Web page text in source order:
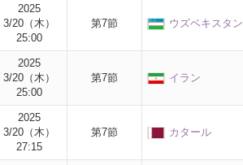
2025
3/20（木）
25:00
第7節 ウズベキスタン
2025
3/20（木）
25:00
第7節 イラン
2025
3/20（木）
27:15
第7節 カタール